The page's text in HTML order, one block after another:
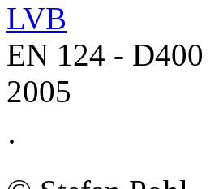
LVB
EN 124 - D400
2005
·